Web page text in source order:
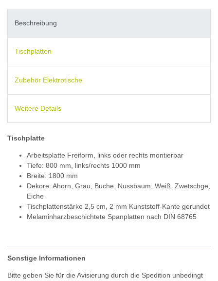
Beschreibung
Tischplatten
Zubehör Elektrotische
Weitere Details
Tischplatte
Arbeitsplatte Freiform, links oder rechts montierbar
Tiefe: 800 mm, links/rechts 1000 mm
Breite: 1800 mm
Dekore: Ahorn, Grau, Buche, Nussbaum, Weiß, Zwetschge,
Eiche
Tischplattenstärke 2,5 cm, 2 mm Kunststoff-Kante gerundet
Melaminharzbeschichtete Spanplatten nach DIN 68765
Sonstige Informationen
Bitte geben Sie für die Avisierung durch die Spedition unbedingt